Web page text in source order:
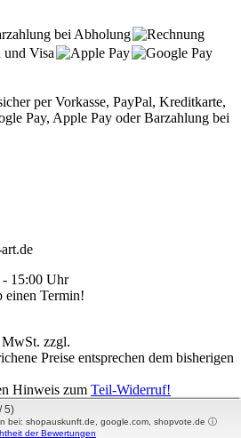
per Vorkasse, PayPal, Kreditkarte,
Pay, Apple Pay oder Barzahlung bei
- 15:00 Uhr
einen Termin!
MwSt. zzgl.
Preise entsprechen dem bisherigen
Hinweis zum Teil-Widerruf!
vom Dach der Welt © 2026 | Template
Shopsoftware
5)
bei: shopauskunft.de, google.com, shopvote.de ⓘ
der Bewertungen